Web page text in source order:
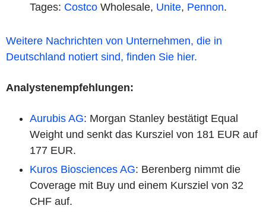
Tages: Costco Wholesale, Unite, Pennon.
Weitere Nachrichten von Unternehmen, die in
Deutschland notiert sind, finden Sie hier.
Analystenempfehlungen:
Aurubis AG: Morgan Stanley bestätigt Equal
Weight und senkt das Kursziel von 181 EUR auf
177 EUR.
Kuros Biosciences AG: Berenberg nimmt die
Coverage mit Buy und einem Kursziel von 32
CHF auf.